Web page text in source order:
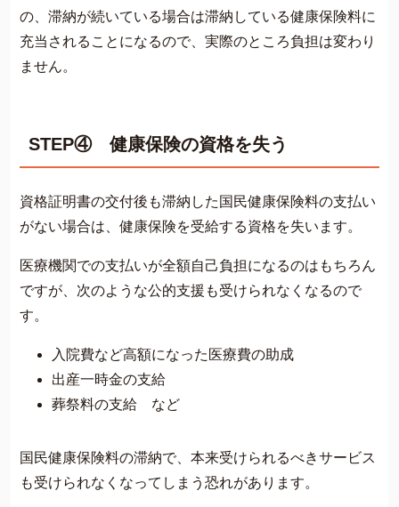
の、滞納が続いている場合は滞納している健康保険料に
充当されることになるので、実際のところ負担は変わり
ません。
STEP④ 健康保険の資格を失う
資格証明書の交付後も滞納した国民健康保険料の支払い
がない場合は、健康保険を受給する資格を失います。
医療機関での支払いが全額自己負担になるのはもちろん
ですが、次のような公的支援も受けられなくなるので
す。
入院費など高額になった医療費の助成
出産一時金の支給
葬祭料の支給 など
国民健康保険料の滞納で、本来受けられるべきサービス
も受けられなくなってしまう恐れがあります。